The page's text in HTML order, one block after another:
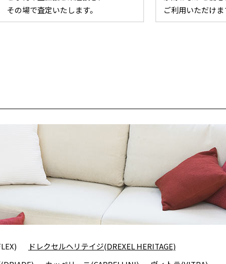
その場で査定いたします。
ご利用いただけま
ドレクセルヘリテイジ(DREXEL HERITAGE)